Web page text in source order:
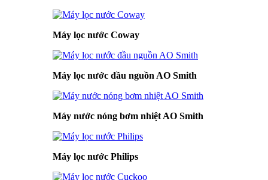
Máy lọc nước Coway
Máy lọc nước đầu nguồn AO Smith
Máy nước nóng bơm nhiệt AO Smith
Máy lọc nước Philips